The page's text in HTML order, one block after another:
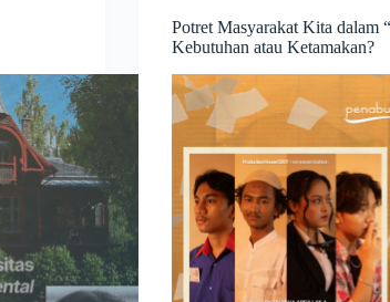
Potret Masyarakat Kita dalam
Kebutuhan atau Ketamakan?